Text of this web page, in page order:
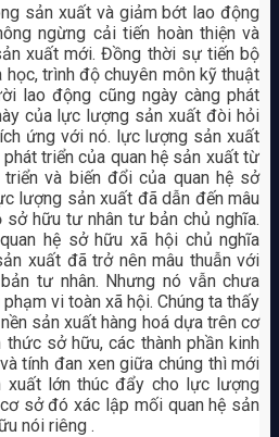
sản xuất và giảm bớt lao động
ngừng cải tiến hoàn thiện và
xuất mới. Đồng thời sự tiến bộ
trình độ chuyên môn kỹ thuật
lao động cũng ngày càng phát
của lực lượng sản xuất đòi hỏi
ứng với nó. lực lượng sản xuất
triển của quan hệ sản xuất từ
và biến đổi của quan hệ sở
lượng sản xuất đã dẫn đến mâu
hữu tư nhân tư bản chủ nghĩa.
hệ sở hữu xã hội chủ nghĩa
xuất đã trở nên mâu thuẫn với
tư nhân. Nhưng nó vẫn chưa
vi toàn xã hội. Chúng ta thấy
sản xuất hàng hoá dựa trên cơ
sở hữu, các thành phần kinh
tính đan xen giữa chúng thì mới
xuất lớn thúc đẩy cho lực lượng
sở đó xác lập mối quan hệ sản
nói riêng .